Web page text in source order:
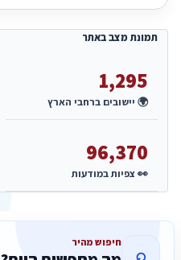
תמונת מצב באתר
1,295
🌍 יישובים ברחבי הארץ
96,370
👀 צפיות במודעות
⌕ חיפוש מהיר